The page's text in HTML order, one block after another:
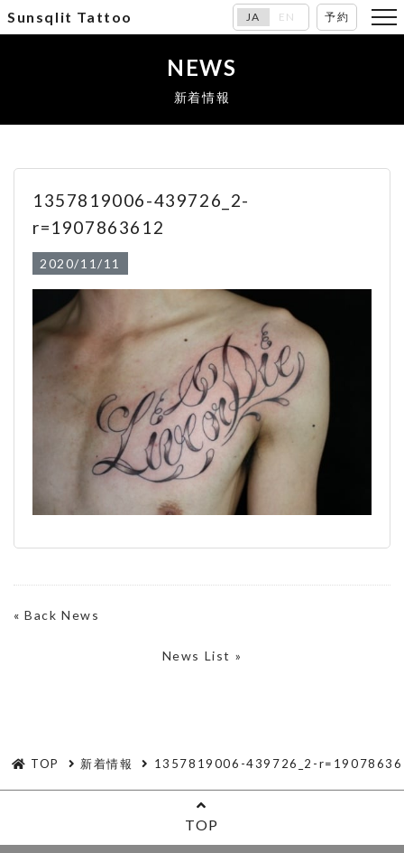
Sunsqlit Tattoo JA EN 予約
NEWS
新着情報
1357819006-439726_2-
r=1907863612
2020/11/11
«Back News
News List »
TOP 新着情報 1357819006-439726_2-
TOP